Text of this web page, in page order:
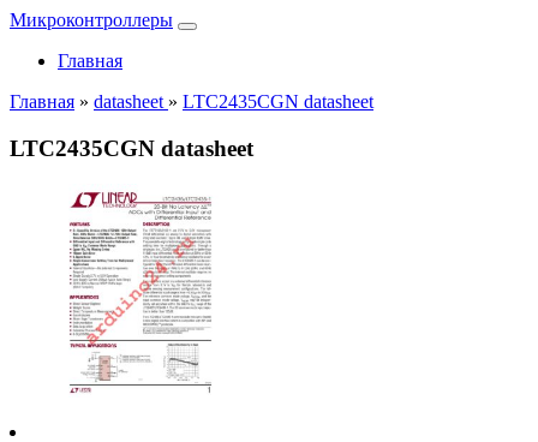
Микроконтроллеры
Главная
Главная » datasheet » LTC2435CGN datasheet
LTC2435CGN datasheet